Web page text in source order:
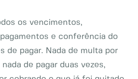
os vencimentos,
e conferência do
de pagar. Nada de multa por
de pagar duas vezes,